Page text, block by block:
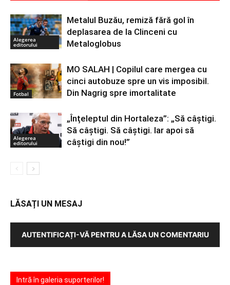
Alegerea
editorului
Metalul Buzău, remiză fără gol în
deplasarea de la Clinceni cu
Metaloglobus
Fotbal
MO SALAH | Copilul care mergea cu
cinci autobuze spre un vis imposibil.
Din Nagrig spre imortalitate
Alegerea
editorului
„Înțeleptul din Hortaleza”: „Să câștigi.
Să câștigi. Să câștigi. Iar apoi să
câștigi din nou!”
LĂSAȚI UN MESAJ
AUTENTIFICAȚI-VĂ PENTRU A LĂSA UN COMENTARIU
Intră în galeria suporterilor!